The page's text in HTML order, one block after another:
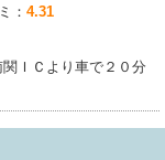
： 4.31
ＩＣより車で２０分